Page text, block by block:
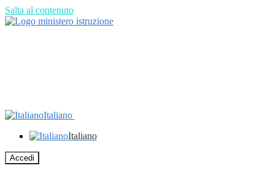
Salta al contenuto
Italiano
Italiano
Accedi